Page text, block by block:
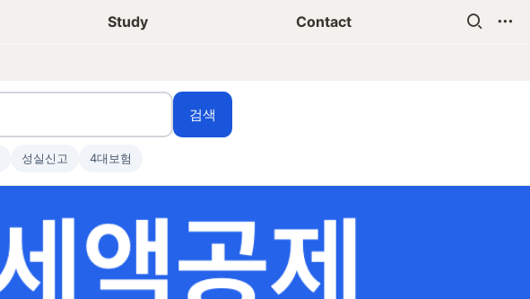
Study Contact
검색
성실신고 4대보험